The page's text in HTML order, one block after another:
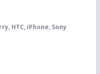
HTC, iPhone, Sony